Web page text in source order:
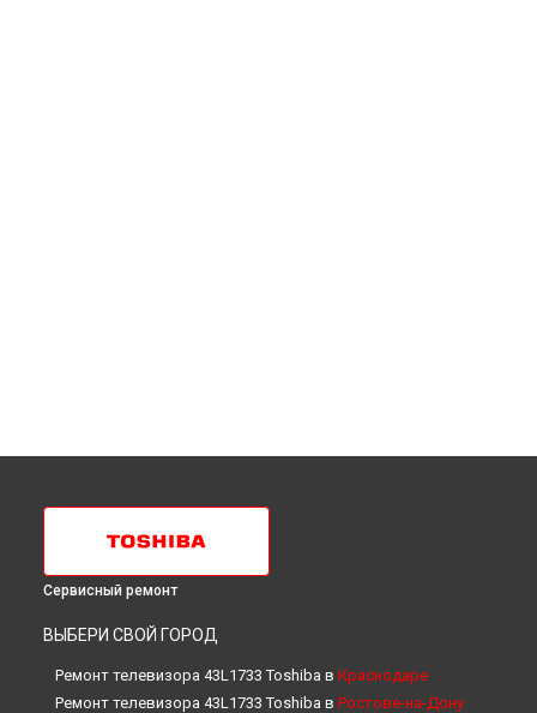
Сервисный ремонт
ВЫБЕРИ СВОЙ ГОРОД
Ремонт телевизора 43L1733 Toshiba в Краснодаре
Ремонт телевизора 43L1733 Toshiba в Ростове-на-Дону